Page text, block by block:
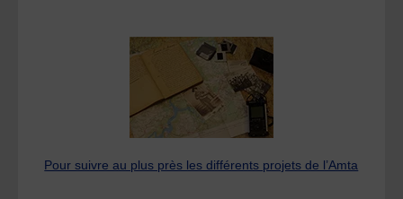
Pour suivre au plus près les différents projets de l’Amta